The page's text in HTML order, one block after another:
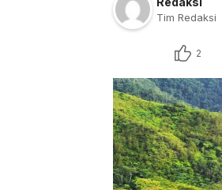
Tim Redaksi
2